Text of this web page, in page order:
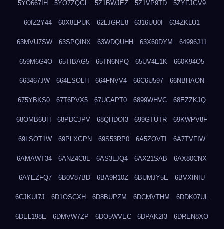
5YO667IH 5YO7ZQGL 5Z1BWJEZ 5Z1VP9TD 5ZYFJGV9
60IZ2Y44 60X8LPUK 62LJGRE8 6316UU0I 634ZKLU1
63MVU7SW 63SPQINX 63WDQUHH 63X60DYM 64996J11
659M6G4O 65TIBAG5 65TN6NPQ 65UV4E1K 660K94O5
663467JW 664ESOLH 664FNVV4 66C6U597 66NBHAON
675YBKS0 67T6PVX5 67UCAPT0 6899WHVC 68EZZKJQ
68OMB6UH 68PDCJPV 68QHDOI3 699GTUTR 69KWPV8F
69LSOT1W 69PLXGPN 69S53RP0 6A5ZOVTI 6A7TVFIW
6AMAWT34 6ANZ4C8L 6AS3LJQ4 6AX21SAB 6AX80CNX
6AYEZFQ7 6B0V87BD 6BA9R10Z 6BUMJY5E 6BVXINIU
6CJKUI7J 6D1OSCXH 6D8BUPZM 6DCMVTHM 6DDK07UL
6DEL198E 6DMVW7ZP 6DO5WVEC 6DPAK2I3 6DREN8XO